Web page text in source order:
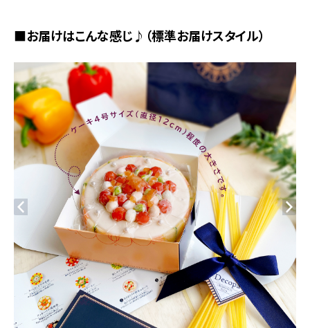
■お届けはこんな感じ♪（標準お届けスタイル）